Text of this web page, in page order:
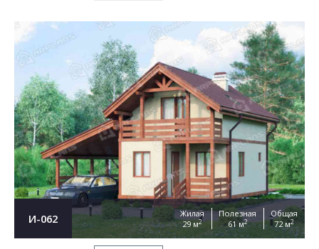
И-062
Жилая
29 м2
Полезная
61 м2
Общая
72 м2